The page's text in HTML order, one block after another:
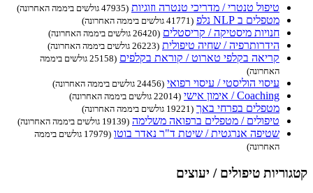
טיפול טנטרי / מדריכי טנטרה וזוגיות (47935 גולשים ביממה האחרונה)
מטפלים ב NLP נלפ (41771 גולשים ביממה האחרונה)
חנויות מיסטיקה / קריסטלים (26420 גולשים ביממה האחרונה)
הידרותרפיה / שחיה טיפולית (26223 גולשים ביממה האחרונה)
קריאה בקלפי טארוט / קוראת בקלפים
(25158 גולשים ביממה
האחרונה)
עיסוי הוליסטי / עיסוי רפואי (24456 גולשים ביממה האחרונה)
Coaching / אימון אישי (22014 גולשים ביממה האחרונה)
מטפלים בפרחי באך (19221 גולשים ביממה האחרונה)
טיפולים / מטפלים ברפואה משלימה (19139 גולשים ביממה האחרונה)
שטיפה אנרגטית / שיטת ד"ר נאדר בוטו
(17979 גולשים ביממה
האחרונה)
קטגוריות טיפולים / יעוצים